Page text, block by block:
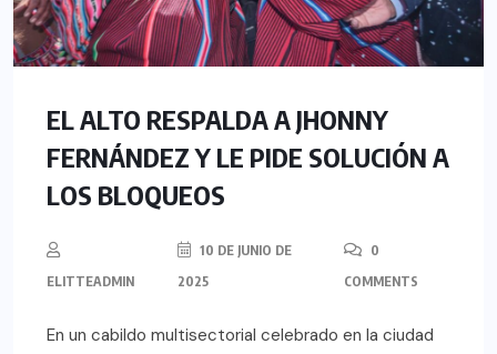
EL ALTO RESPALDA A JHONNY
FERNÁNDEZ Y LE PIDE SOLUCIÓN A
LOS BLOQUEOS
ELITTEADMIN
10 DE JUNIO DE
2025
0
COMMENTS
En un cabildo multisectorial celebrado en la ciudad